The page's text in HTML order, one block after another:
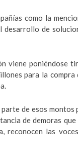
como la
desarrollo de
viene poniéndose
para la compra
de esos montos
de demoras
reconocen las